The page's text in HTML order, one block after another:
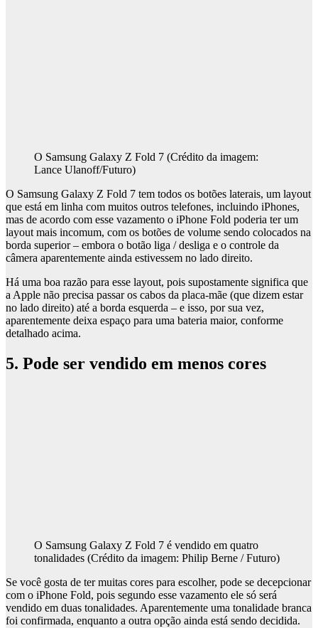
O Samsung Galaxy Z Fold 7 (Crédito da imagem:
Lance Ulanoff/Futuro)
O Samsung Galaxy Z Fold 7 tem todos os botões laterais, um layout
que está em linha com muitos outros telefones, incluindo iPhones,
mas de acordo com esse vazamento o iPhone Fold poderia ter um
layout mais incomum, com os botões de volume sendo colocados na
borda superior – embora o botão liga / desliga e o controle da
câmera aparentemente ainda estivessem no lado direito.
Há uma boa razão para esse layout, pois supostamente significa que
a Apple não precisa passar os cabos da placa-mãe (que dizem estar
no lado direito) até a borda esquerda – e isso, por sua vez,
aparentemente deixa espaço para uma bateria maior, conforme
detalhado acima.
5. Pode ser vendido em menos cores
O Samsung Galaxy Z Fold 7 é vendido em quatro
tonalidades (Crédito da imagem: Philip Berne / Futuro)
Se você gosta de ter muitas cores para escolher, pode se decepcionar
com o iPhone Fold, pois segundo esse vazamento ele só será
vendido em duas tonalidades. Aparentemente uma tonalidade branca
foi confirmada, enquanto a outra opção ainda está sendo decidida.